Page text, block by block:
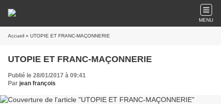
MENU
Accueil » UTOPIE ET FRANC-MAÇONNERIE
UTOPIE ET FRANC-MAÇONNERIE
Publié le 28/01/2017 à 09:41
Par jean françois